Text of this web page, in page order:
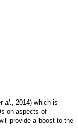
al., 2014) which is
on aspects of
provide a boost to the